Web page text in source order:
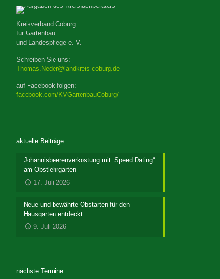
Kreisverband Coburg
für Gartenbau
und Landespflege e. V.
Schreiben Sie uns:
Thomas.Neder@landkreis-coburg.de
auf Facebook folgen:
facebook.com/KVGartenbauCoburg/
aktuelle Beiträge
Johannisbeerenverkostung mit „Speed Dating“
am Obstlehrgarten
17. Juli 2026
Neue und bewährte Obstarten für den
Hausgarten entdeckt
9. Juli 2026
nächste Termine